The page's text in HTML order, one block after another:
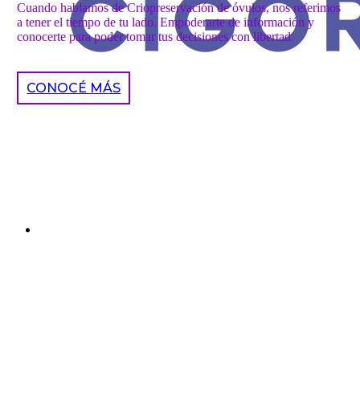
Cuando hablamos de Criopreservación de óvulos, nos referimos
a tener el tiempo de tu lado. Empoderarte de información y
conocerte para poder tomar tus decisiones con libertad.
CONOCÉ MÁS